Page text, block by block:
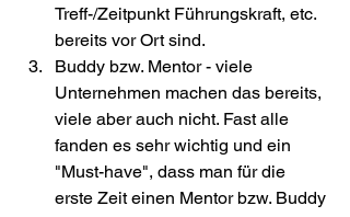
Treff-/Zeitpunkt Führungskraft, etc.
bereits vor Ort sind.
Buddy bzw. Mentor - viele
Unternehmen machen das bereits,
viele aber auch nicht. Fast alle
fanden es sehr wichtig und ein
"Must-have", dass man für die
erste Zeit einen Mentor bzw. Buddy